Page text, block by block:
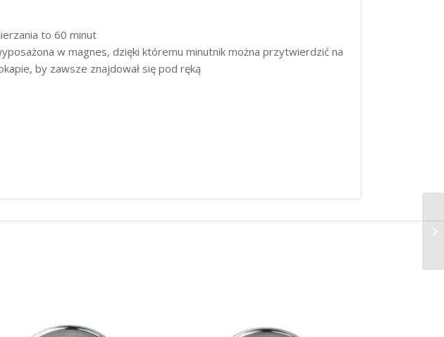
to 60 minut
w magnes, dzięki któremu minutnik można przytwierdzić na
by zawsze znajdował się pod ręką